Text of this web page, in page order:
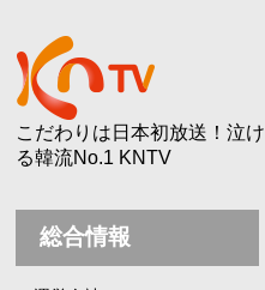
こだわりは日本初放送！泣
る韓流No.1 KNTV
総合情報